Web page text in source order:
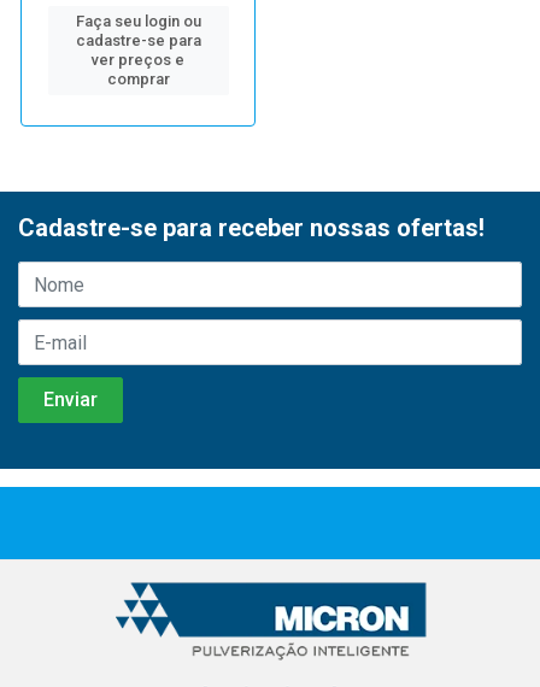
Faça seu login ou
cadastre-se para
ver preços e
comprar
Cadastre-se para receber nossas ofertas!